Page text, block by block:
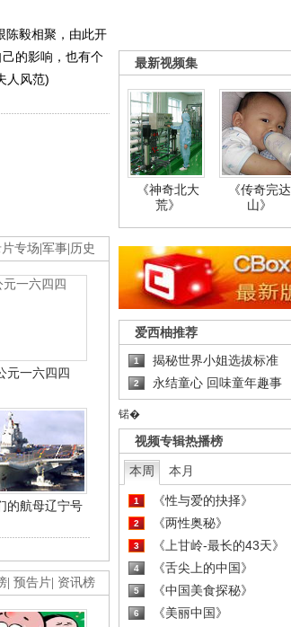
陈毅相聚，由此开
的影响，也有个
人风范)
专场 军事 历史
元一六四四
的航母辽宁号
预告片 资讯榜
最新视频集
《神奇北大
荒》
《传奇完达
山》
爱西柚推荐
1 揭秘世界小姐选拔标准
2 永结童心 回味童年趣事
锘�
视频专辑热播榜
本周 本月
1 《性与爱的抉择》
2 《两性奥秘》
3 《上甘岭-最长的43天》
4 《舌尖上的中国》
5 《中国美食探秘》
6 《美丽中国》